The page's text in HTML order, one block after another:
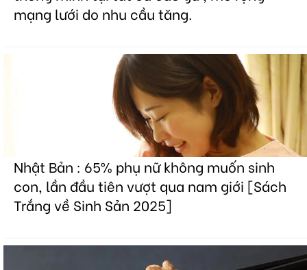
mạng lưới do nhu cầu tăng.
Nhật Bản : 65% phụ nữ không muốn sinh
con, lần đầu tiên vượt qua nam giới [Sách
Trắng về Sinh Sản 2025]